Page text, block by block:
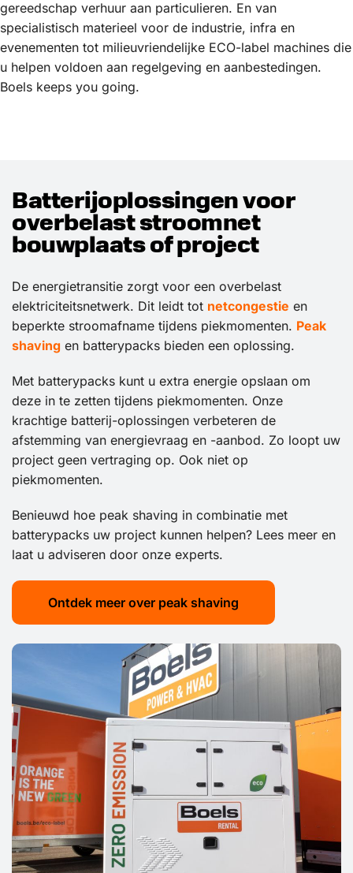
gereedschap verhuur aan particulieren. En van
specialistisch materieel voor de industrie, infra en
evenementen tot milieuvriendelijke ECO-label machines die
u helpen voldoen aan regelgeving en aanbestedingen.
Boels keeps you going.
Batterijoplossingen voor
overbelast stroomnet
bouwplaats of project
De energietransitie zorgt voor een overbelast
elektriciteitsnetwerk. Dit leidt tot netcongestie en
beperkte stroomafname tijdens piekmomenten. Peak
shaving en batterypacks bieden een oplossing.
Met batterypacks kunt u extra energie opslaan om
deze in te zetten tijdens piekmomenten. Onze
krachtige batterij-oplossingen verbeteren de
afstemming van energievraag en -aanbod. Zo loopt uw
project geen vertraging op. Ook niet op
piekmomenten.
Benieuwd hoe peak shaving in combinatie met
batterypacks uw project kunnen helpen? Lees meer en
laat u adviseren door onze experts.
Ontdek meer over peak shaving